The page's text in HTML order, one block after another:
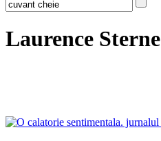
Laurence Sterne